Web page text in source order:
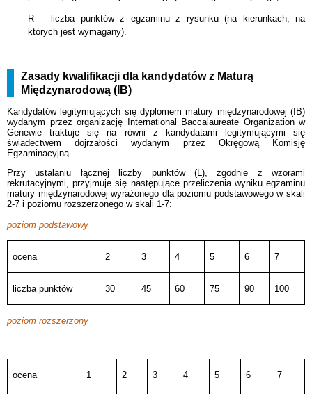
R – liczba punktów z egzaminu z rysunku (na kierunkach, na
których jest wymagany).
Zasady kwalifikacji dla kandydatów z Maturą
Międzynarodową (IB)
Kandydatów legitymujących się dyplomem matury międzynarodowej (IB)
wydanym przez organizację International Baccalaureate Organization w
Genewie traktuje się na równi z kandydatami legitymującymi się
świadectwem dojrzałości wydanym przez Okręgową Komisję
Egzaminacyjną.
Przy ustalaniu łącznej liczby punktów (L), zgodnie z wzorami
rekrutacyjnymi, przyjmuje się następujące przeliczenia wyniku egzaminu
matury międzynarodowej wyrażonego dla poziomu podstawowego w skali
2-7 i poziomu rozszerzonego w skali 1-7:
poziom podstawowy
ocena 2 3 4 5 6 7
liczba punktów 30 45 60 75 90 100
poziom rozszerzony
ocena 1 2 3 4 5 6 7